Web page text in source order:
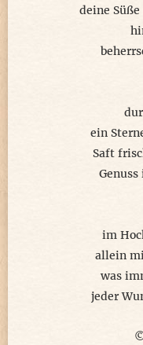
deine
ein
Saft
im
allein
was
jeder